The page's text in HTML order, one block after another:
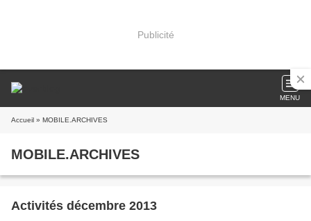
Publicité
MENU
Accueil » MOBILE.ARCHIVES
MOBILE.ARCHIVES
Activités décembre 2013